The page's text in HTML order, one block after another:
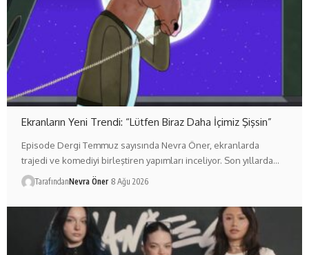
Ekranların Yeni Trendi: “Lütfen Biraz Daha İçimiz Şişsin”
Episode Dergi Temmuz sayısında Nevra Öner, ekranlarda
trajedi ve komediyi birleştiren yapımları inceliyor. Son yıllarda…
TarafındanNevra Öner 8 Ağu 2026